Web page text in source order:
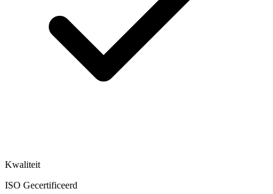
Kwaliteit
ISO Gecertificeerd